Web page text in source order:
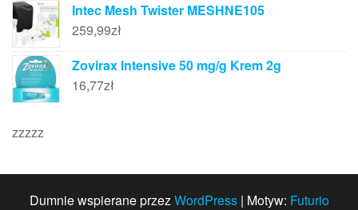
Intec Mesh Twister MESHNE105
259,99zł
Zovirax Intensive 50 mg/g Krem 2g
16,77zł
zzzzz
Dumnie wspierane przezWordPress | Motyw: Futurio